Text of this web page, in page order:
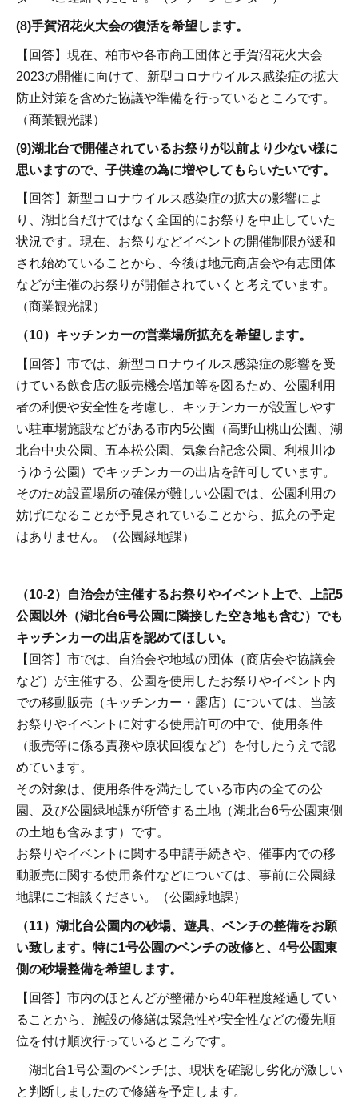
(8)手賀沼花火大会の復活を希望します。
【回答】現在、柏市や各市商工団体と手賀沼花火大会
2023の開催に向けて、新型コロナウイルス感染症の拡大
防止対策を含めた協議や準備を行っているところです。
（商業観光課）
(9)湖北台で開催されているお祭りが以前より少ない様に
思いますので、子供達の為に増やしてもらいたいです。
【回答】新型コロナウイルス感染症の拡大の影響によ
り、湖北台だけではなく全国的にお祭りを中止していた
状況です。現在、お祭りなどイベントの開催制限が緩和
され始めていることから、今後は地元商店会や有志団体
などが主催のお祭りが開催されていくと考えています。
（商業観光課）
（10）キッチンカーの営業場所拡充を希望します。
【回答】市では、新型コロナウイルス感染症の影響を受
けている飲食店の販売機会増加等を図るため、公園利用
者の利便や安全性を考慮し、キッチンカーが設置しやす
い駐車場施設などがある市内5公園（高野山桃山公園、湖
北台中央公園、五本松公園、気象台記念公園、利根川ゆ
うゆう公園）でキッチンカーの出店を許可しています。
そのため設置場所の確保が難しい公園では、公園利用の
妨げになることが予見されていることから、拡充の予定
はありません。（公園緑地課）
（10-2）自治会が主催するお祭りやイベント上で、上記5
公園以外（湖北台6号公園に隣接した空き地も含む）でも
キッチンカーの出店を認めてほしい。
【回答】市では、自治会や地域の団体（商店会や協議会
など）が主催する、公園を使用したお祭りやイベント内
での移動販売（キッチンカー・露店）については、当該
お祭りやイベントに対する使用許可の中で、使用条件
（販売等に係る責務や原状回復など）を付したうえで認
めています。
その対象は、使用条件を満たしている市内の全ての公
園、及び公園緑地課が所管する土地（湖北台6号公園東側
の土地も含みます）です。
お祭りやイベントに関する申請手続きや、催事内での移
動販売に関する使用条件などについては、事前に公園緑
地課にご相談ください。（公園緑地課）
（11）湖北台公園内の砂場、遊具、ベンチの整備をお願
い致します。特に1号公園のベンチの改修と、4号公園東
側の砂場整備を希望します。
【回答】市内のほとんどが整備から40年程度経過してい
ることから、施設の修繕は緊急性や安全性などの優先順
位を付け順次行っているところです。
湖北台1号公園のベンチは、現状を確認し劣化が激しい
と判断しましたので修繕を予定します。